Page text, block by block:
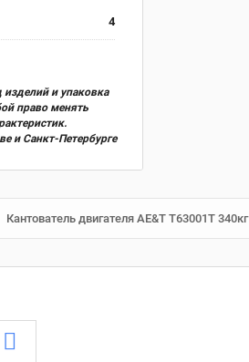
4
и упаковка
право менять
и Санкт-Петербурге
Кантователь двигателя AE&T Т63001T 340кг